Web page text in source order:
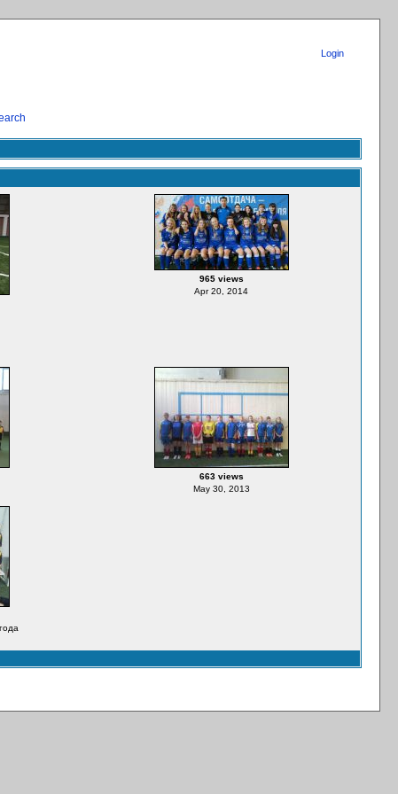
Login
965 views
Apr 20, 2014
663 views
May 30, 2013